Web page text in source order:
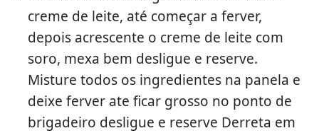
creme de leite, até começar a ferver,
depois acrescente o creme de leite com
soro, mexa bem desligue e reserve.
Misture todos os ingredientes na panela e
deixe ferver ate ficar grosso no ponto de
brigadeiro desligue e reserve Derreta em